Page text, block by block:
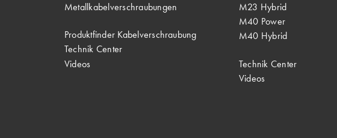
Metallkabelverschraubungen
Produktfinder Kabelverschraubung
Technik Center
Videos
M23 Hybrid
M40 Power
M40 Hybrid
Technik Center
Videos